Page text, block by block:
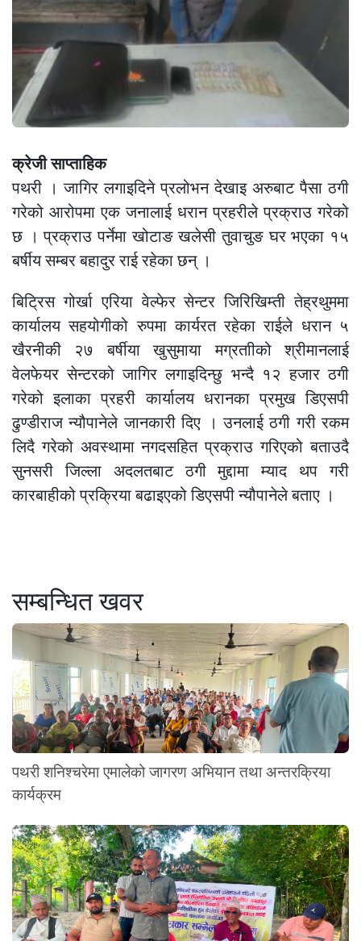
क्रेजी साप्ताहिक
पथरी । जागिर लगाइदिने प्रलोभन देखाइ अरुबाट पैसा ठगी
गरेको आरोपमा एक जनालाई धरान प्रहरीले प्रक्राउ गरेको
छ । प्रक्राउ पर्नेमा खोटाङ खलेसी तुवाचुङ घर भएका १५
बर्षीय सम्बर बहादुर राई रहेका छन् ।
बिट्रिस गोर्खा एरिया वेल्फेर सेन्टर जिरिखिम्ती तेह्रथुममा
कार्यालय सहयोगीको रुपमा कार्यरत रहेका राईले धरान ५
खैरनीकी २७ बर्षीया खुसुमाया मग्रताीको श्रीमानलाई
वेलफेयर सेन्टरको जागिर लगाइदिन्छु भन्दै १२ हजार ठगी
गरेको इलाका प्रहरी कार्यालय धरानका प्रमुख डिएसपी
ढुण्डीराज न्यौपानेले जानकारी दिए । उनलाई ठगी गरी रकम
लिदै गरेको अवस्थामा नगदसहित प्रक्राउ गरिएको बताउदै
सुनसरी जिल्ला अदलतबाट ठगी मुद्दामा म्याद थप गरी
कारबाहीको प्रक्रिया बढाइएको डिएसपी न्यौपानेले बताए ।
सम्बन्धित खवर
पथरी शनिश्चरेमा एमालेको जागरण अभियान तथा अन्तरक्रिया
कार्यक्रम